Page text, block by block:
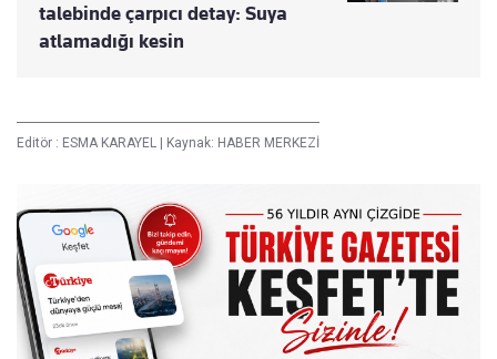
talebinde çarpıcı detay: Suya
atlamadığı kesin
Editör : ESMA KARAYEL | Kaynak: HABER MERKEZİ